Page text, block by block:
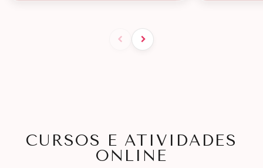
CURSOS E ATIVIDADES
ONLINE